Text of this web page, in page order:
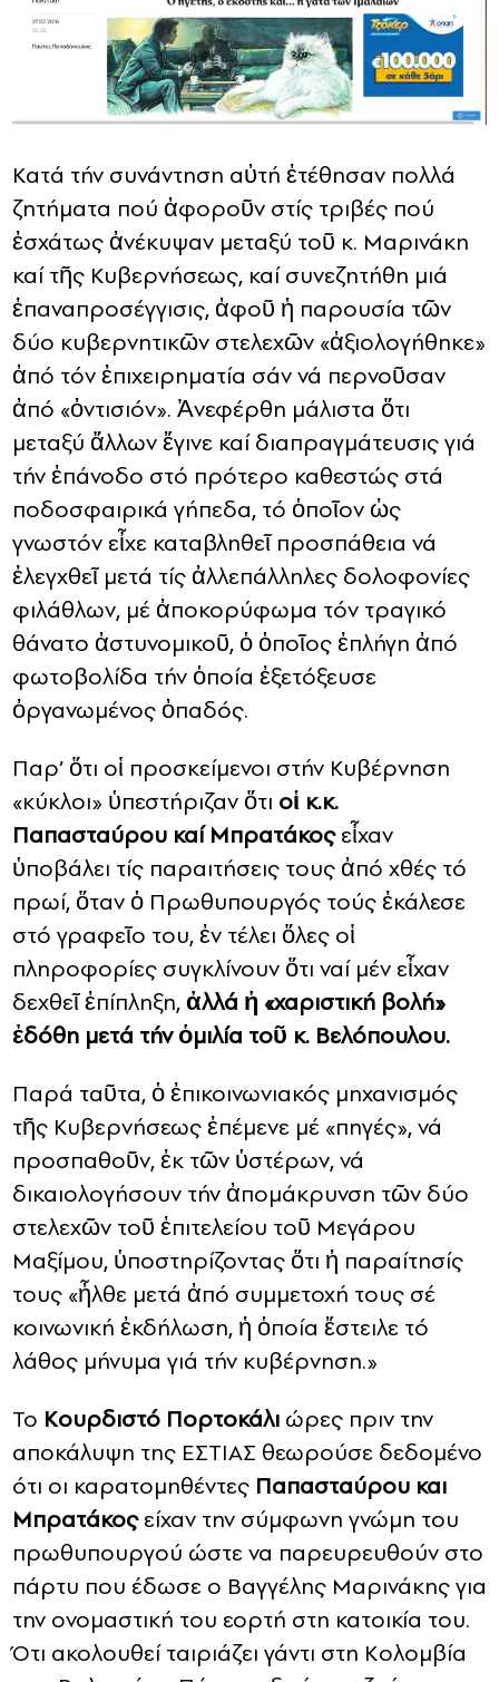
Κατά τήν συνάντηση αὐτή ἐτέθησαν πολλά
ζητήματα πού ἀφοροῦν στίς τριβές πού
ἐσχάτως ἀνέκυψαν μεταξύ τοῦ κ. Μαρινάκη
καί τῆς Κυβερνήσεως, καί συνεζητήθη μιά
ἐπαναπροσέγγισις, ἀφοῦ ἡ παρουσία τῶν
δύο κυβερνητικῶν στελεχῶν «ἀξιολογήθηκε»
ἀπό τόν ἐπιχειρηματία σάν νά περνοῦσαν
ἀπό «ὀντισιόν». Ἀνεφέρθη μάλιστα ὅτι
μεταξύ ἄλλων ἔγινε καί διαπραγμάτευσις γιά
τήν ἐπάνοδο στό πρότερο καθεστώς στά
ποδοσφαιρικά γήπεδα, τό ὁποῖον ὡς
γνωστόν εἶχε καταβληθεῖ προσπάθεια νά
ἐλεγχθεῖ μετά τίς ἀλλεπάλληλες δολοφονίες
φιλάθλων, μέ ἀποκορύφωμα τόν τραγικό
θάνατο ἀστυνομικοῦ, ὁ ὁποῖος ἐπλήγη ἀπό
φωτοβολίδα τήν ὁποία ἐξετόξευσε
ὀργανωμένος ὀπαδός.
Παρ’ ὅτι οἱ προσκείμενοι στήν Κυβέρνηση
«κύκλοι» ὑπεστήριζαν ὅτι οἱ κ.κ.
Παπασταύρου καί Μπρατάκοςεἶχαν
ὑποβάλει τίς παραιτήσεις τους ἀπό χθές τό
πρωί, ὅταν ὁ Πρωθυπουργός τούς ἐκάλεσε
στό γραφεῖο του, ἐν τέλει ὅλες οἱ
πληροφορίες συγκλίνουν ὅτι ναί μέν εἶχαν
δεχθεῖ ἐπίπληξη,ἀλλά ἡ «χαριστική βολή»
ἐδόθη μετά τήν ὁμιλία τοῦ κ. Βελόπουλου.
Παρά ταῦτα, ὁ ἐπικοινωνιακός μηχανισμός
τῆς Κυβερνήσεως ἐπέμενε μέ «πηγές», νά
προσπαθοῦν, ἐκ τῶν ὑστέρων, νά
δικαιολογήσουν τήν ἀπομάκρυνση τῶν δύο
στελεχῶν τοῦ ἐπιτελείου τοῦ Μεγάρου
Μαξίμου, ὑποστηρίζοντας ὅτι ἡ παραίτησίς
τους «ἦλθε μετά ἀπό συμμετοχή τους σέ
κοινωνική ἐκδήλωση, ἡ ὁποία ἔστειλε τό
λάθος μήνυμα γιά τήν κυβέρνηση.»
Το Κουρδιστό Πορτοκάλι ώρες πριν την
αποκάλυψη της ΕΣΤΙΑΣ θεωρούσε δεδομένο
ότι οι καρατομηθέντες Παπασταύρου και
Μπρατάκοςείχαν την σύμφωνη γνώμη του
πρωθυπουργού ώστε να παρευρευθούν στο
πάρτυ που έδωσε ο Βαγγέλης Μαρινάκης για
την ονομαστική του εορτή στη κατοικία του.
Ότι ακολουθεί ταιριάζει γάντι στη Κολομβία